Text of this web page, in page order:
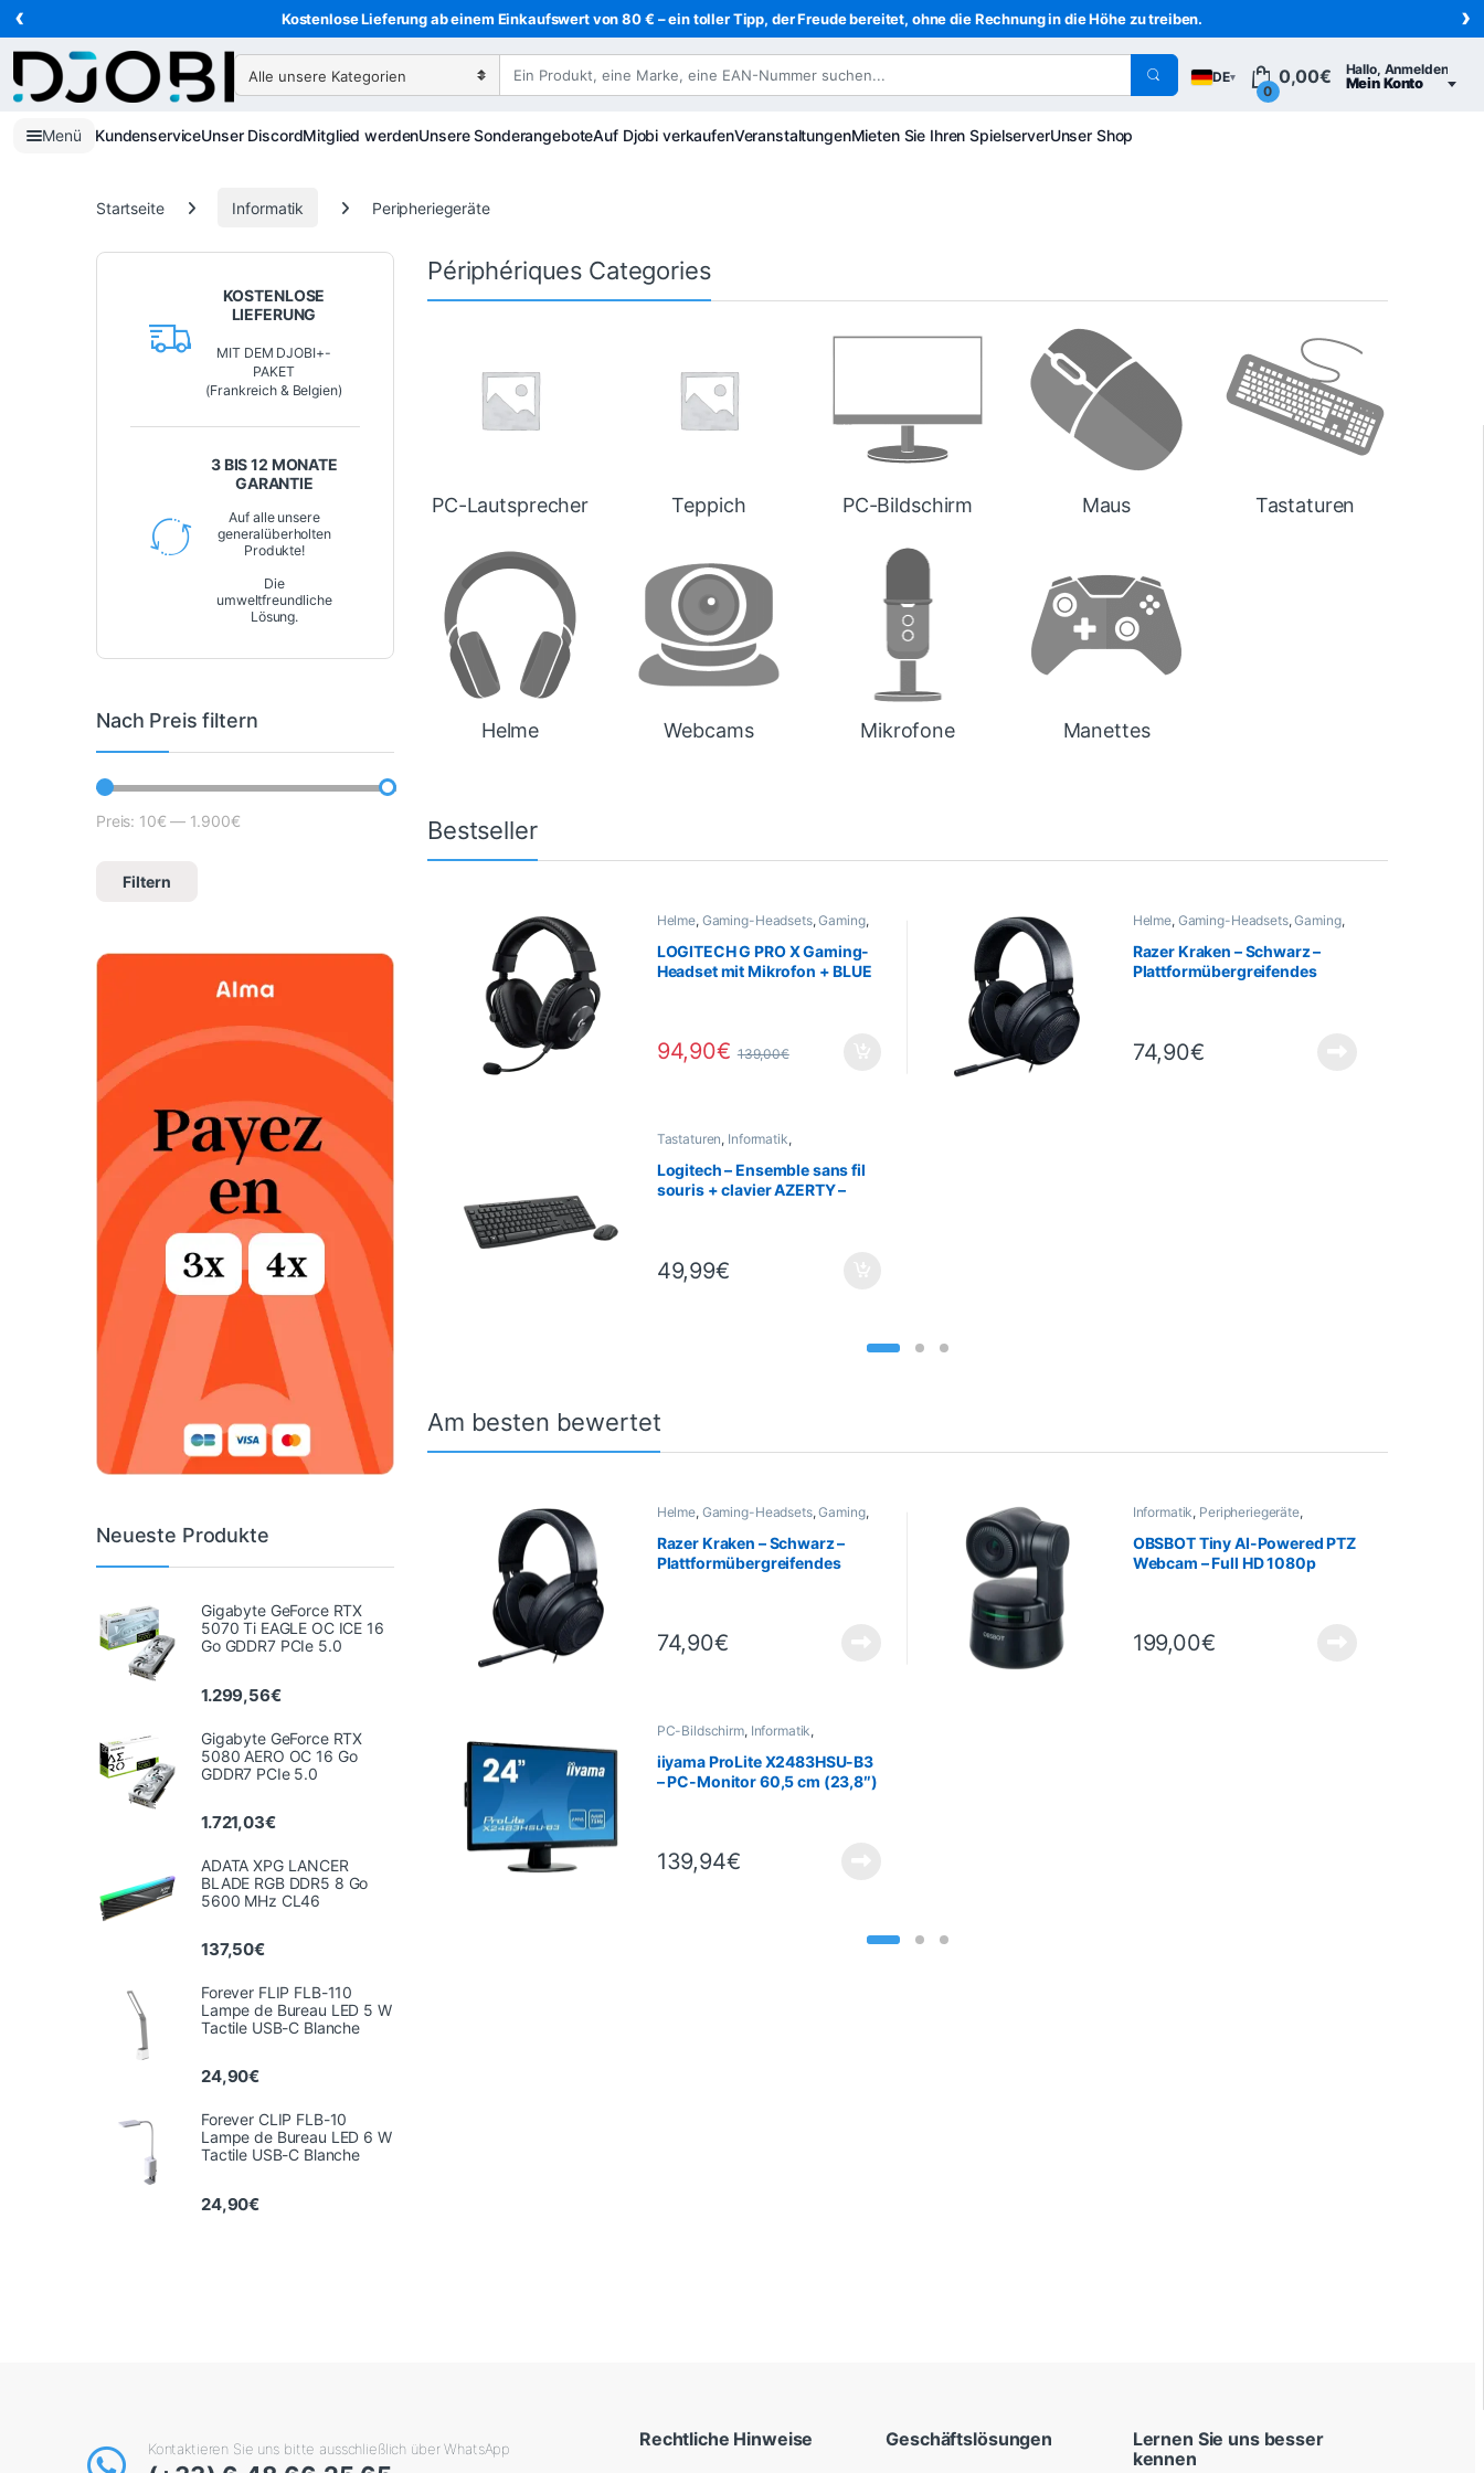
Zur Navigation springen
Direkt zum Inhalt
‹ Kostenlose Lieferung ab einem Einkaufswert von 80 € – ein toller Tipp, der Freude bereitet, ohne die Rechnung in die Höhe zu treiben. ›
Suche nach:
DE▾ Hallo, Anmelden
Mein Konto
0
0,00€
Menü KundenserviceUnser DiscordMitglied werdenUnsere SonderangeboteAuf Djobi verkaufenVeranstaltungenMieten Sie Ihren SpielserverUnser Shop
Startseite Informatik Peripheriegeräte
Périphériques Categories
PC-Lautsprecher Teppich PC-Bildschirm Maus Tastaturen
Helme Webcams Mikrofone Manettes
Bestseller
Helme, Gaming-Headsets,Gaming,
Peripheriegeräte
PROMOTIONS
LOGITECH G PRO X Gaming-
Headset mit Mikrofon + BLUE
Schwarz
94,90€ 139,00€
Helme, Gaming-Headsets,Gaming,
Peripheriegeräte
Razer Kraken – Schwarz –
Plattformübergreifendes
74,90€
Tastaturen, Informatik,
Logitech – Ensemble sans fil
souris + clavier AZERTY –
49,99€
Am besten bewertet
Helme, Gaming-Headsets,Gaming,
Peripheriegeräte
Razer Kraken – Schwarz –
Plattformübergreifendes
74,90€
Informatik, Peripheriegeräte,
OBSBOT Tiny AI-Powered PTZ
Webcam – Full HD 1080p
199,00€
PC-Bildschirm, Informatik,
iiyama ProLite X2483HSU-B3
– PC-Monitor 60,5 cm (23,8″)
139,94€
KOSTENLOSE
LIEFERUNG
MIT DEM DJOBI+-
PAKET
(Frankreich & Belgien)
3 BIS 12 MONATE
GARANTIE
Auf alle unsere
generalüberholten
Produkte!
Die
umweltfreundliche
Lösung.
Nach Preis filtern
Mindestpreis
Höchstpreis
Filtern
Preis: 10€ — 1.900€
Neueste Produkte
Gigabyte GeForce RTX
5070 Ti EAGLE OC ICE 16
Go GDDR7 PCIe 5.0
1.299,56€
Gigabyte GeForce RTX
5080 AERO OC 16 Go
GDDR7 PCIe 5.0
1.721,03€
ADATA XPG LANCER
BLADE RGB DDR5 8 Go
5600 MHz CL46
137,50€
Forever FLIP FLB-110
Lampe de Bureau LED 5 W
Tactile USB-C Blanche
24,90€
Forever CLIP FLB-10
Lampe de Bureau LED 6 W
Tactile USB-C Blanche
24,90€
Kontaktieren Sie uns bitte ausschließlich über WhatsApp Rechtliche Hinweise Geschäftslösungen
Lernen Sie uns besser
kennen